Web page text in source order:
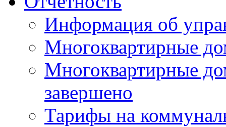
Информация об
Многоквартирные
Многоквартирные
завершено
Тарифы на